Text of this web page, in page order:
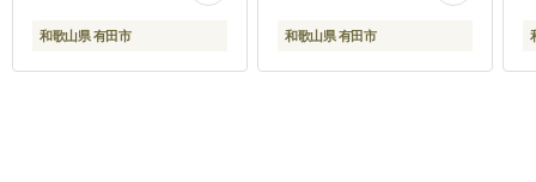
和歌山県 有田市 和歌山県 有田市